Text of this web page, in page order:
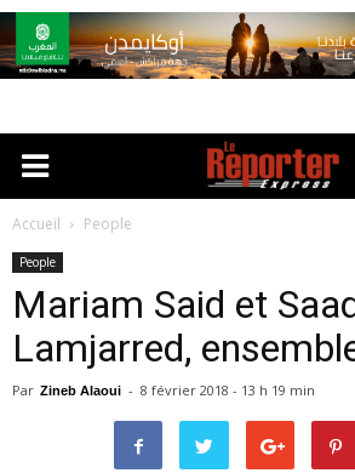
Accueil People
People
Mariam Said et
Lamjarred,
Par Zineb Alaoui - 8 février 2018 - 13 h 19 min